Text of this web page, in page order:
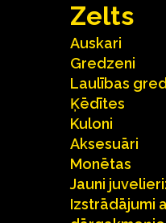
Zelts
Auskari
Gredzeni
Laulības
Ķēdītes
Kuloni
Aksesuāri
Monētas
Jauni
Izstrādājumi